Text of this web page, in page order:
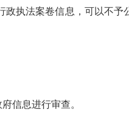
执法案卷信息，可以不予
信息进行审查。